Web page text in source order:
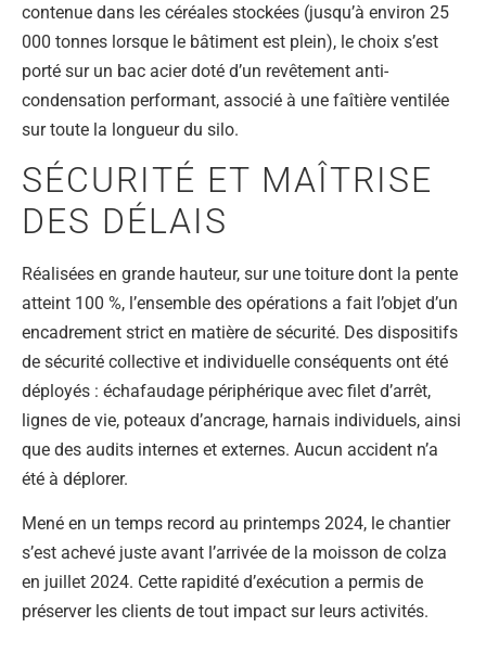
contenue dans les céréales stockées (jusqu’à environ 25
000 tonnes lorsque le bâtiment est plein), le choix s’est
porté sur un bac acier doté d’un revêtement anti-
condensation performant, associé à une faîtière ventilée
sur toute la longueur du silo.
SÉCURITÉ ET MAÎTRISE
DES DÉLAIS
Réalisées en grande hauteur, sur une toiture dont la pente
atteint 100 %, l’ensemble des opérations a fait l’objet d’un
encadrement strict en matière de sécurité. Des dispositifs
de sécurité collective et individuelle conséquents ont été
déployés : échafaudage périphérique avec filet d’arrêt,
lignes de vie, poteaux d’ancrage, harnais individuels, ainsi
que des audits internes et externes. Aucun accident n’a
été à déplorer.
Mené en un temps record au printemps 2024, le chantier
s’est achevé juste avant l’arrivée de la moisson de colza
en juillet 2024. Cette rapidité d’exécution a permis de
préserver les clients de tout impact sur leurs activités.